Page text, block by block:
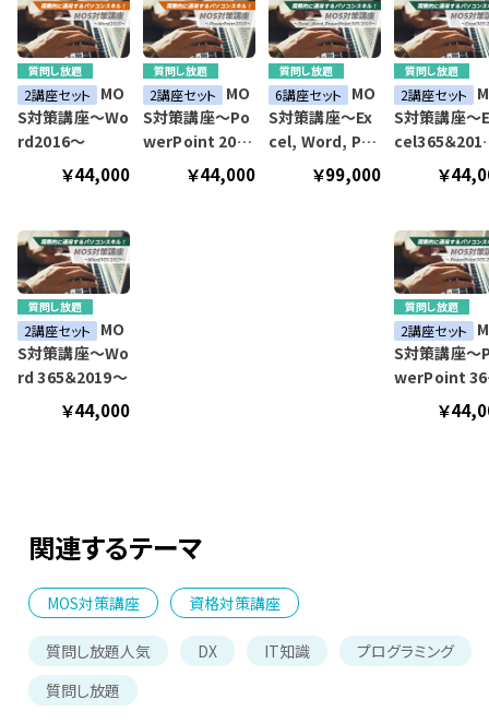
質問し放題
2講座セット MO
S対策講座～Wo
rd2016～
￥44,000
質問し放題
2講座セット MO
S対策講座～Po
werPoint 2016
￥44,000
質問し放題
6講座セット MO
S対策講座～Ex
cel, Word, Po
werPoint 365/
2019～
￥99,000
質問し放題
2講座セット
S対策講座～
cel365＆
￥
質問し放題
2講座セット MO
S対策講座～Wo
rd 365＆2019～
￥44,000
質問し放題
2講座セット
S対策講座～
werPoint 365
＆2019～
￥
関連するテーマ
MOS対策講座 資格対策講座
質問し放題人気 DX IT知識
プログラミング
質問し放題